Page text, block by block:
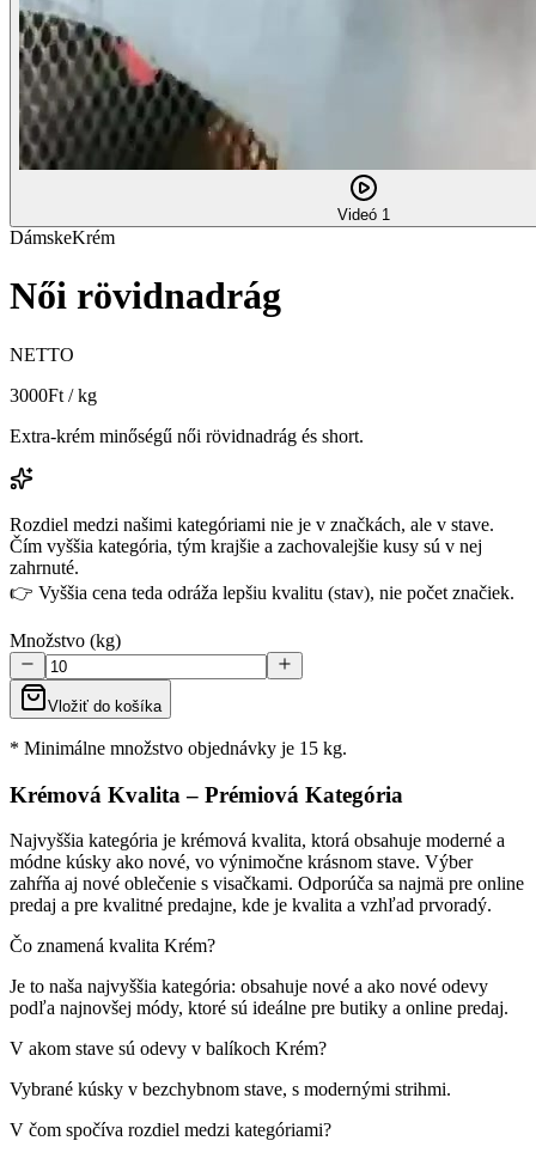
Videó 1
DámskeKrém
Női rövidnadrág
NETTO
3000Ft / kg
Extra-krém minőségű női rövidnadrág és short.
Rozdiel medzi našimi kategóriami nie je v značkách, ale v stave.
Čím vyššia kategória, tým krajšie a zachovalejšie kusy sú v nej
zahrnuté.
👉 Vyššia cena teda odráža lepšiu kvalitu (stav), nie počet značiek.
Množstvo (kg)
Vložiť do košíka
* Minimálne množstvo objednávky je 15 kg.
Krémová Kvalita – Prémiová Kategória
Najvyššia kategória je krémová kvalita, ktorá obsahuje moderné a
módne kúsky ako nové, vo výnimočne krásnom stave. Výber
zahŕňa aj nové oblečenie s visačkami. Odporúča sa najmä pre online
predaj a pre kvalitné predajne, kde je kvalita a vzhľad prvoradý.
Čo znamená kvalita Krém?
Je to naša najvyššia kategória: obsahuje nové a ako nové odevy
podľa najnovšej módy, ktoré sú ideálne pre butiky a online predaj.
V akom stave sú odevy v balíkoch Krém?
Vybrané kúsky v bezchybnom stave, s modernými strihmi.
V čom spočíva rozdiel medzi kategóriami?